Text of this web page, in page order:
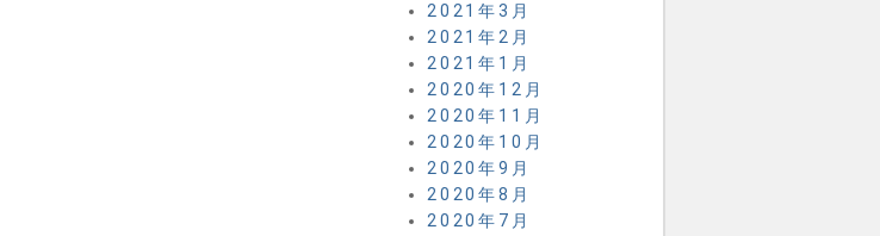
2021年3月
2021年2月
2021年1月
2020年12月
2020年11月
2020年10月
2020年9月
2020年8月
2020年7月